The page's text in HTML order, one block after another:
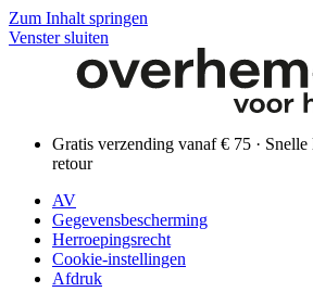
Zum Inhalt springen
Venster sluiten
Gratis verzending vanaf € 75 · Snelle
retour
AV
Gegevensbescherming
Herroepingsrecht
Cookie-instellingen
Afdruk